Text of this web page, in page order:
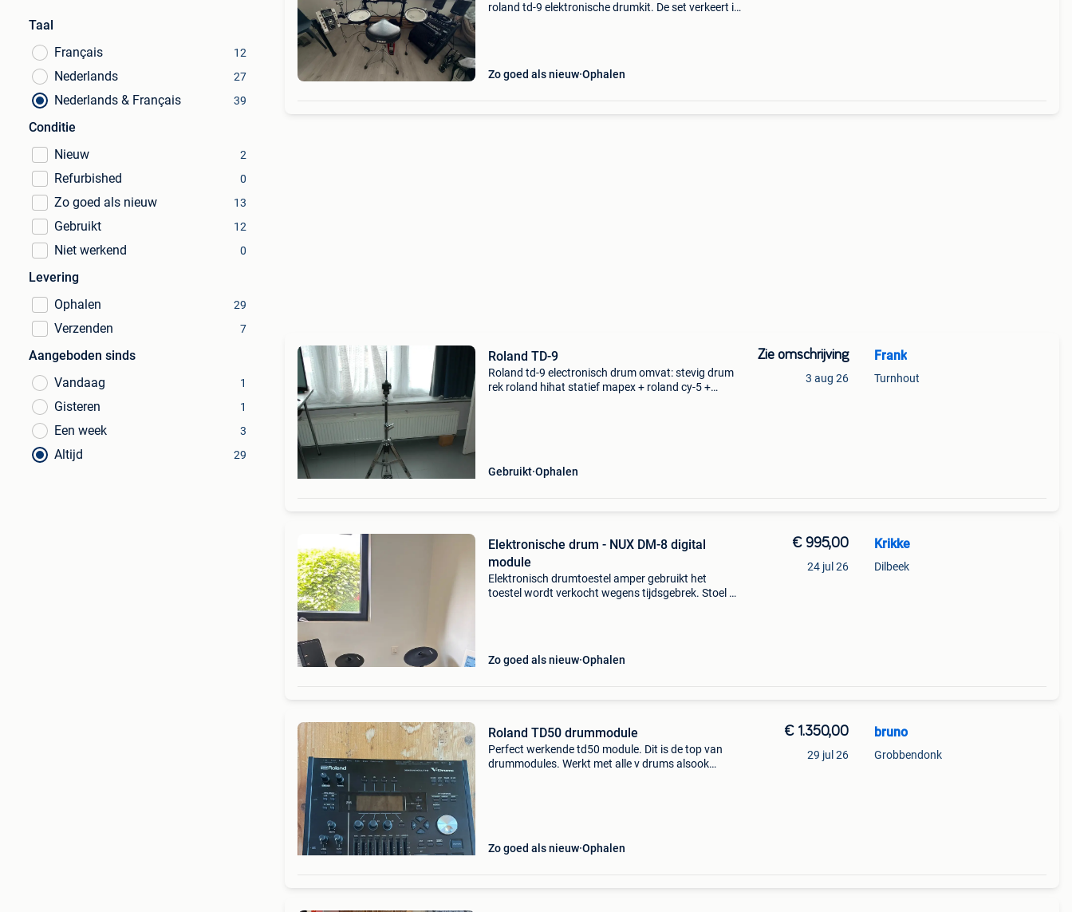
Taal
Français
12
Nederlands 27
Nederlands & Français 39
Conditie
Nieuw
2
Refurbished 0
Zo goed als nieuw 13
Gebruikt 12
Niet werkend 0
Levering
Ophalen
29
Verzenden 7
Aangeboden sinds
Vandaag
1
Gisteren 1
Een week 3
Altijd 29
roland td-9 elektronische drumkit. De set verkeert in
Zo goed als nieuw Ophalen
Roland TD-9
Roland td-9 electronisch drum omvat: stevig drum
rek roland hihat statief mapex + roland cy-5 +
Gebruikt Ophalen
Zie omschrijving
3 aug 26
Frank
Turnhout
Elektronische drum - NUX DM-8 digital
module
Elektronisch drumtoestel amper gebruikt het
toestel wordt verkocht wegens tijdsgebrek. Stoel +
Zo goed als nieuw Ophalen
€ 995,00
24 jul 26
Krikke
Dilbeek
Roland TD50 drummodule
Perfect werkende td50 module. Dit is de top van
drummodules. Werkt met alle v drums alsook
Zo goed als nieuw Ophalen
€ 1.350,00
29 jul 26
bruno
Grobbendonk